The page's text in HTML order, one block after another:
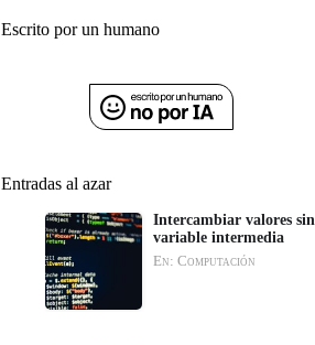
Escrito por un humano
Entradas al azar
Intercambiar valores sin
variable intermedia
En: Computación